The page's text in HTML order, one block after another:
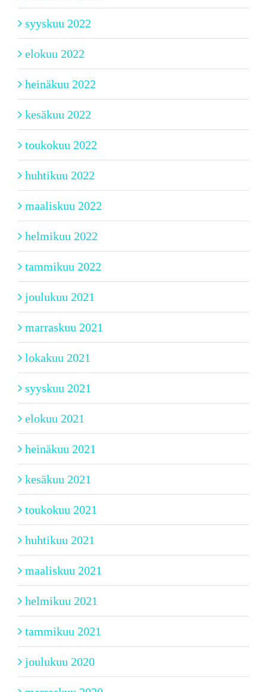
syyskuu 2022
elokuu 2022
heinäkuu 2022
kesäkuu 2022
toukokuu 2022
huhtikuu 2022
maaliskuu 2022
helmikuu 2022
tammikuu 2022
joulukuu 2021
marraskuu 2021
lokakuu 2021
syyskuu 2021
elokuu 2021
heinäkuu 2021
kesäkuu 2021
toukokuu 2021
huhtikuu 2021
maaliskuu 2021
helmikuu 2021
tammikuu 2021
joulukuu 2020